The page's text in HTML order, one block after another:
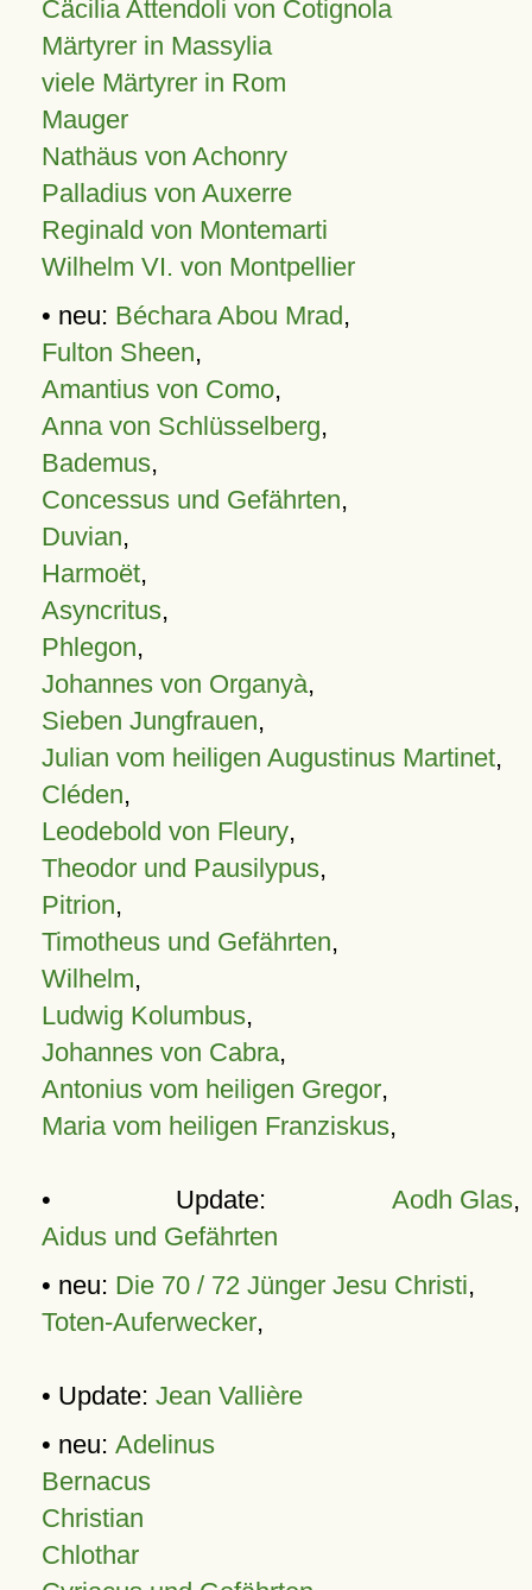
Cäcilia Attendoli von Cotignola
Märtyrer in Massylia
viele Märtyrer in Rom
Mauger
Nathäus von Achonry
Palladius von Auxerre
Reginald von Montemarti
Wilhelm VI. von Montpellier
• neu: Béchara Abou Mrad,
Fulton Sheen,
Amantius von Como,
Anna von Schlüsselberg,
Bademus,
Concessus und Gefährten,
Duvian,
Harmoët,
Asyncritus,
Phlegon,
Johannes von Organyà,
Sieben Jungfrauen,
Julian vom heiligen Augustinus Martinet,
Cléden,
Leodebold von Fleury,
Theodor und Pausilypus,
Pitrion,
Timotheus und Gefährten,
Wilhelm,
Ludwig Kolumbus,
Johannes von Cabra,
Antonius vom heiligen Gregor,
Maria vom heiligen Franziskus,
• Update: Aodh Glas,
Aidus und Gefährten
• neu: Die 70 / 72 Jünger Jesu Christi,
Toten-Auferwecker,
• Update: Jean Vallière
• neu: Adelinus
Bernacus
Christian
Chlothar